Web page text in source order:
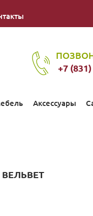
+7
Аксессуары